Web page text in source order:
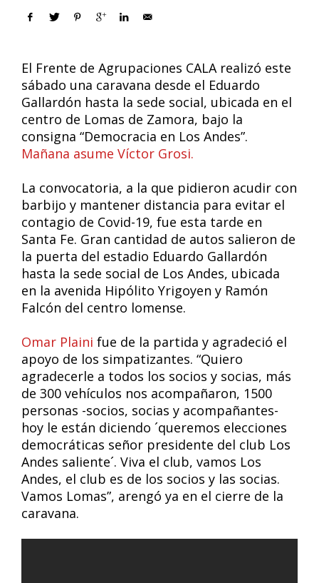
El Frente de Agrupaciones CALA realizó este
sábado una caravana desde el Eduardo
Gallardón hasta la sede social, ubicada en el
centro de Lomas de Zamora, bajo la
consigna “Democracia en Los Andes”.
Mañana asume Víctor Grosi.
La convocatoria, a la que pidieron acudir con
barbijo y mantener distancia para evitar el
contagio de Covid-19, fue esta tarde en
Santa Fe. Gran cantidad de autos salieron de
la puerta del estadio Eduardo Gallardón
hasta la sede social de Los Andes, ubicada
en la avenida Hipólito Yrigoyen y Ramón
Falcón del centro lomense.
Omar Plaini fue de la partida y agradeció el
apoyo de los simpatizantes. “Quiero
agradecerle a todos los socios y socias, más
de 300 vehículos nos acompañaron, 1500
personas -socios, socias y acompañantes-
hoy le están diciendo ´queremos elecciones
democráticas señor presidente del club Los
Andes saliente´. Viva el club, vamos Los
Andes, el club es de los socios y las socias.
Vamos Lomas”, arengó ya en el cierre de la
caravana.